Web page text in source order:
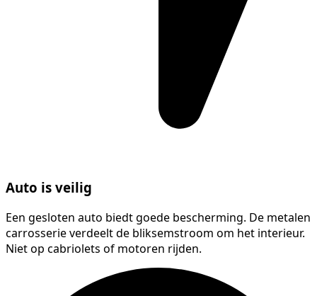
Auto is veilig
Een gesloten auto biedt goede bescherming. De metalen
carrosserie verdeelt de bliksemstroom om het interieur.
Niet op cabriolets of motoren rijden.